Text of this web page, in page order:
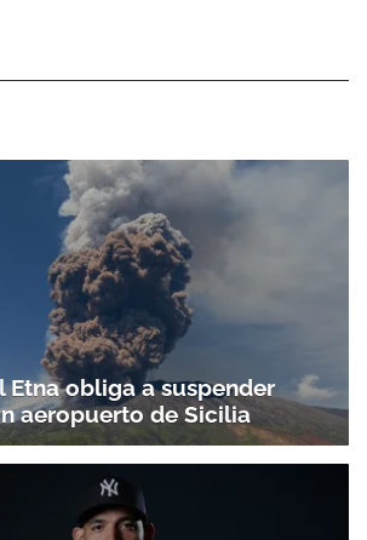
Etna obliga a suspender
aeropuerto de Sicilia